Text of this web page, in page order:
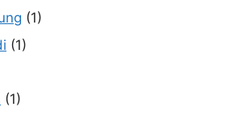
(1)
(1)
(1)